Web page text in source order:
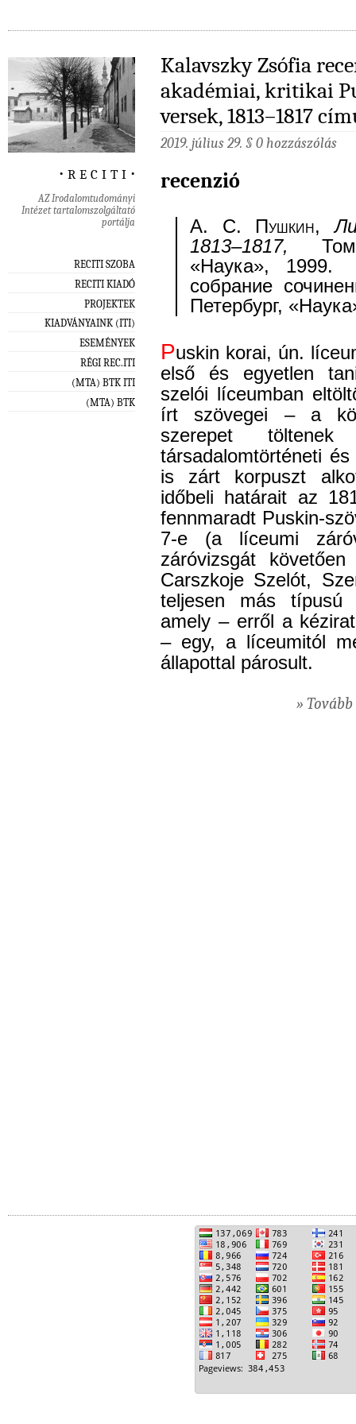
‧ r e c i t i ‧
AZ Irodalomtudományi
Intézet tartalomszolgáltató
portálja
RECITI SZOBA
RECITI KIADÓ
PROJEKTEK
KIADVÁNYAINK (ITI)
ESEMÉNYEK
RÉGI REC.ITI
(MTA) BTK ITI
(MTA) BTK
Kalavszky Zsófia
akadémiai, kritikai
versek, 1813–1817
2019. július 29. § 0 hozzászólás
recenzió
А. С. Пушкин,
1813–1817,
Том
«Наука»,
собрание
Петербург,
Puskin korai, ún.
első és egyetlen
szelói líceumban
írt szövegei – a
szerepet
társadalomtörténeti
is zárt korpuszt
időbeli határait az
fennmaradt Puskin-
7-e (a líceumi
záróvizsgát
Carszkoje Szelót,
teljesen más típusú
amely – erről a
– egy, a líceumitól
állapottal párosult.
»